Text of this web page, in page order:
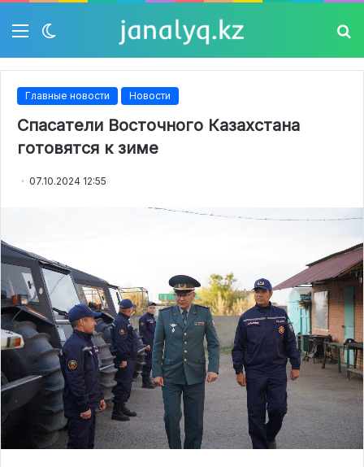
Мәзір
skin
Главные новости Новости
Спасатели Восточного Казахстана
готовятся к зиме
07.10.2024 12:55